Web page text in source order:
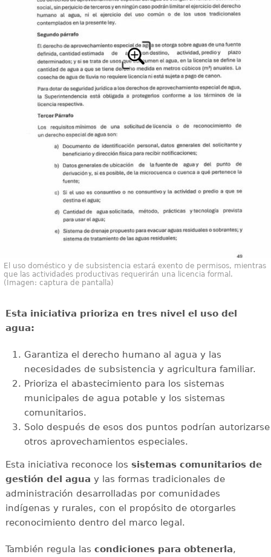
El uso doméstico y de subsistencia estará exento de permisos, mientras
que las actividades productivas requerirán una licencia formal.
(Imagen: captura de pantalla)
Esta iniciativa prioriza en tres nivel el uso del
agua:
Garantiza el derecho humano al agua y las
necesidades de subsistencia y agricultura familiar.
Prioriza el abastecimiento para los sistemas
municipales de agua potable y los sistemas
comunitarios.
Solo después de esos dos puntos podrían autorizarse
otros aprovechamientos especiales.
Esta iniciativa reconoce los sistemas comunitarios de
gestión del agua y las formas tradicionales de
administración desarrolladas por comunidades
indígenas y rurales, con el propósito de otorgarles
reconocimiento dentro del marco legal.
También regula las condiciones para obtenerla,